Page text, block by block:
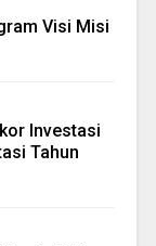
Visi Misi
Investasi
Tahun